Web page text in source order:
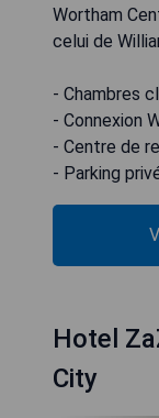
Wortham
celui de
- Chambres
- Connexion
- Centre de
- Parking
Hotel
City